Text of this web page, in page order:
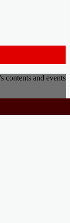
contents and events